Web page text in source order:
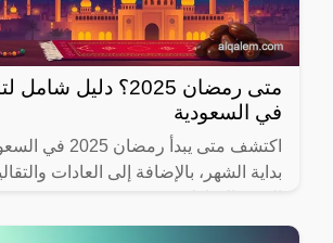
متى رمضان 2025؟ دليل
في السعودية
اكتشف متى يبدأ
بداية الشهر، بالإضافة إلى العادات